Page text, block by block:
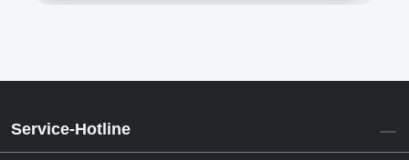
Service-Hotline